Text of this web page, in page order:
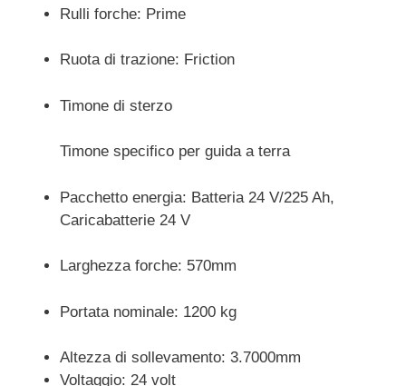
Rulli forche: Prime
Ruota di trazione: Friction
Timone di sterzo
Timone specifico per guida a terra
Pacchetto energia: Batteria 24 V/225 Ah,
Caricabatterie 24 V
Larghezza forche: 570mm
Portata nominale: 1200 kg
Altezza di sollevamento: 3.7000mm
Voltaggio: 24 volt